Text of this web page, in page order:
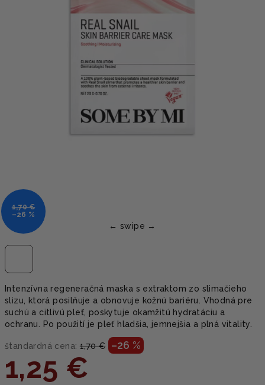
Intenzívna regeneračná maska s extraktom zo slimačieho
slizu, ktorá posilňuje a obnovuje kožnú bariéru. Vhodná pre
suchú a citlivú pleť, poskytuje okamžitú hydratáciu a
ochranu. Po použití je pleť hladšia, jemnejšia a plná vitality.
štandardná cena: 1,70 € –26 %
1,25 €
1,70 €
–26 %